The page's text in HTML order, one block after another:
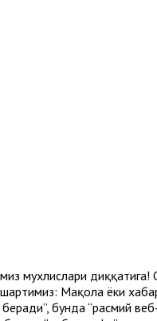
мухлислари
Мақола ёки
бунда “расмий веб-